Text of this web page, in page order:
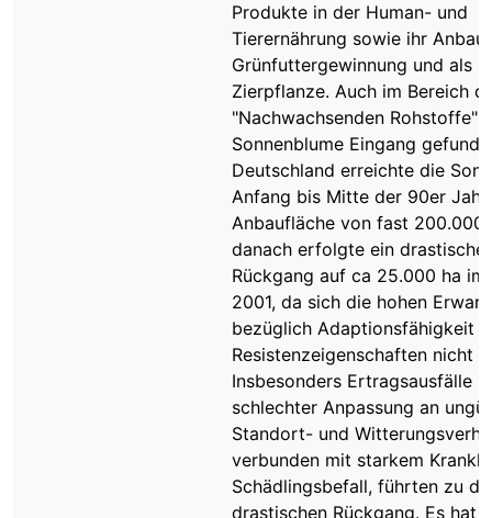
Produkte in der Human- und
Tierernährung sowie ihr Anbau
Grünfuttergewinnung und als
Zierpflanze. Auch im Bereich
"Nachwachsenden Rohstoffe"
Sonnenblume Eingang
Deutschland erreichte die
Anfang bis Mitte der 90er
Anbaufläche von fast 200.000
danach erfolgte ein drastischer
Rückgang auf ca 25.000 ha im
2001, da sich die hohen
bezüglich Adaptionsfähigkeit
Resistenzeigenschaften nicht
Insbesonders Ertragsausfälle
schlechter Anpassung an
Standort- und
verbunden mit starkem
Schädlingsbefall, führten zu
drastischen Rückgang. Es hat